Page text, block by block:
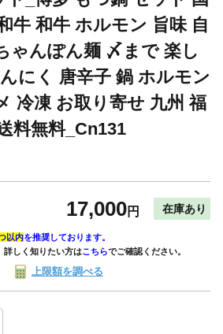
牛 和牛 ホルモン 旨味 自
ゃんぽん麺 〆まで 楽し
にく 唐辛子 鍋 ホルモン
冷凍 お取り寄せ 九州 福
料無料_Cn131
17,000円 在庫あり
以内を推奨しております。
詳しく知りたい方はこちらでご確認ください。
上限額を調べる